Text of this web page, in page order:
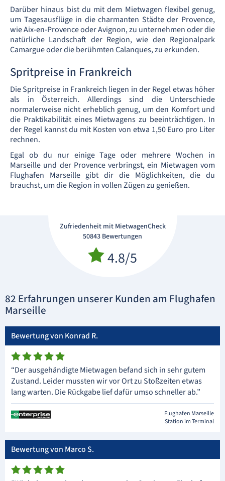
Darüber hinaus bist du mit dem Mietwagen flexibel genug,
um Tagesausflüge in die charmanten Städte der Provence,
wie Aix-en-Provence oder Avignon, zu unternehmen oder die
natürliche Landschaft der Region, wie den Regionalpark
Camargue oder die berühmten Calanques, zu erkunden.
Spritpreise in Frankreich
Die Spritpreise in Frankreich liegen in der Regel etwas höher
als in Österreich. Allerdings sind die Unterschiede
normalerweise nicht erheblich genug, um den Komfort und
die Praktikabilität eines Mietwagens zu beeinträchtigen. In
der Regel kannst du mit Kosten von etwa 1,50 Euro pro Liter
rechnen.
Egal ob du nur einige Tage oder mehrere Wochen in
Marseille und der Provence verbringst, ein Mietwagen vom
Flughafen Marseille gibt dir die Möglichkeiten, die du
brauchst, um die Region in vollen Zügen zu genießen.
Zufriedenheit mit MietwagenCheck
50843 Bewertungen
4.8/5
82 Erfahrungen unserer Kunden am Flughafen
Marseille
Bewertung von Konrad R.
“Der ausgehändigte Mietwagen befand sich in sehr gutem
Zustand. Leider mussten wir vor Ort zu Stoßzeiten etwas
lang warten. Die Rückgabe lief dafür umso schneller ab.”
Flughafen Marseille
Station im Terminal
Bewertung von Marco S.